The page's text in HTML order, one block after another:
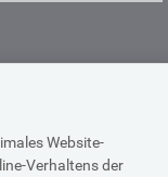
Website-
Verhaltens der
& Sicherheit